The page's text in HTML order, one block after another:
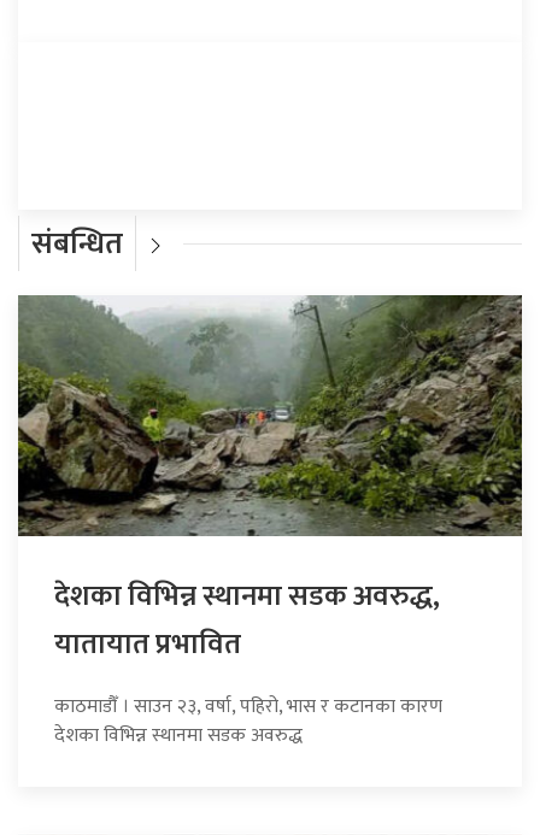
संबन्धित
देशका विभिन्न स्थानमा सडक अवरुद्ध,
यातायात प्रभावित
काठमाडौँ । साउन २३, वर्षा, पहिरो, भास र कटानका कारण
देशका विभिन्न स्थानमा सडक अवरुद्ध